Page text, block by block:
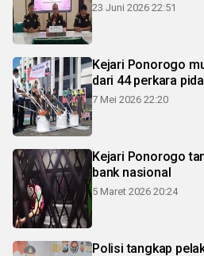
23 Juni 2026 22:51
Kejari Ponorogo
dari 44 perkara
7 Mei 2026 22:20
Kejari Ponorogo
bank nasional
5 Maret 2026 20:24
Polisi tangkap